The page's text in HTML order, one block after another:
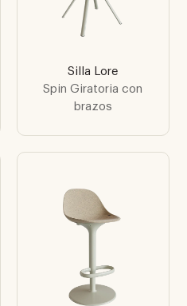
Silla Lore
Spin Giratoria con
brazos